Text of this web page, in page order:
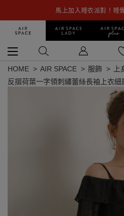
馬上加入睡衣派對！睡
HOME AIR SPACE 服飾 上
反摺荷葉一字領刺繡蕾絲長袖上衣